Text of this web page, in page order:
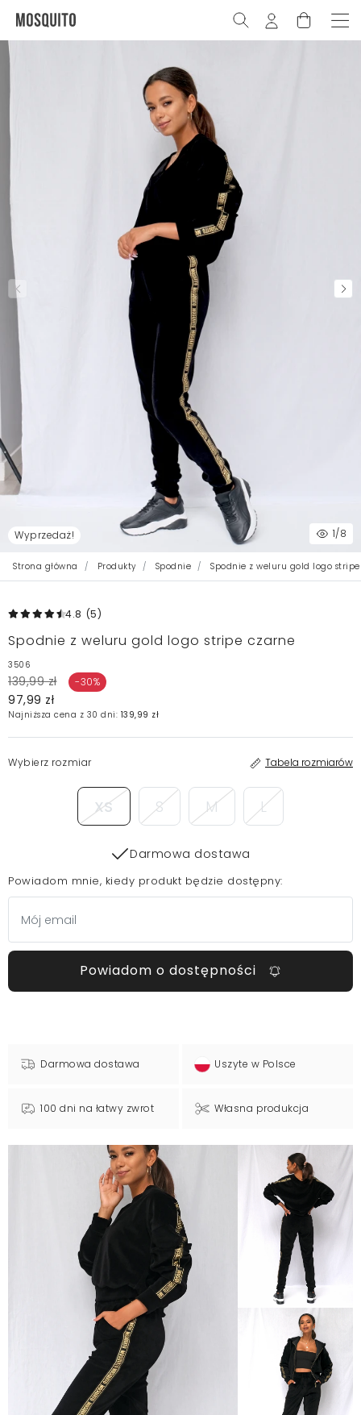
Wyprzedaż! 1/8
Strona główna Produkty Spodnie Spodnie z weluru gold logo
4.8 (5)
Spodnie z weluru gold logo stripe czarne
3506
139,99 zł -30%
97,99 zł
Najniższa cena z 30 dni: 139,99 zł
Wybierz rozmiar Tabela rozmiarów
XS S M L
Darmowa dostawa
Powiadom mnie, kiedy produkt będzie dostępny:
Powiadom o dostępności
Darmowa dostawa Uszyte w Polsce
100 dni na łatwy zwrot Własna produkcja